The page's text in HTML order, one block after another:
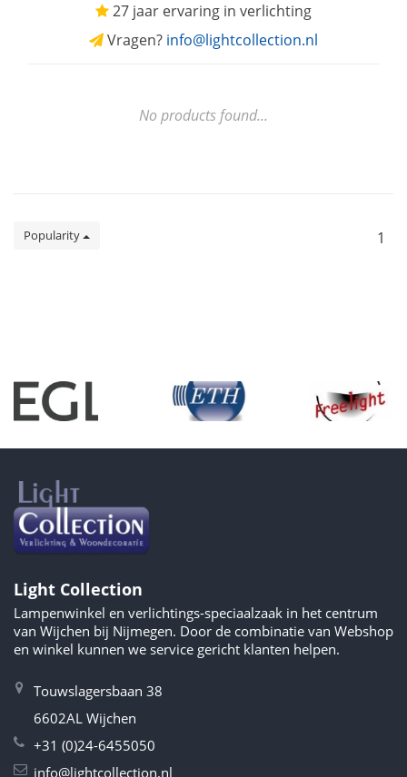
27 jaar ervaring in verlichting
Vragen? info@lightcollection.nl
No products found...
Popularity 1
Light Collection
Lampenwinkel en verlichtings-speciaalzaak in het centrum
van Wijchen bij Nijmegen. Door de combinatie van Webshop
en winkel kunnen we service gericht klanten helpen.
Touwslagersbaan 38
6602AL Wijchen
+31 (0)24-6455050
info@lightcollection.nl